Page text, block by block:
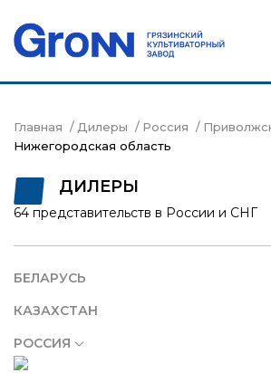
Дилеры
Контакты
Сервис
Акции
Главная Дилеры Россия
Нижегородская область
ДИЛЕРЫ
64 представительств в России и СНГ
БЕЛАРУСЬ
КАЗАХСТАН
РОССИЯ